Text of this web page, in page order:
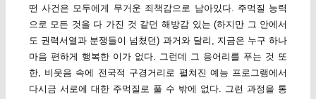
떤 사건은 모두에게 무거운 죄책감으로 남아있다. 주먹질 능력
으로 모든 것을 다 가진 것 같던 해방감 있는 (하지만 그 안에서
도 권력서열과 분쟁들이 넘쳤던) 과거와 달리, 지금은 누구 하나
마음 편하게 행복한 이가 없다. 그런데 그 응어리를 푸는 것 또
한, 비웃음 속에 전국적 구경거리로 펼쳐진 예능 프로그램에서
다시금 서로에 대한 주먹질로 풀 수 밖에 없다. 그런 과정을 통